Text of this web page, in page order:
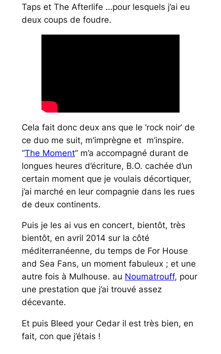
Taps et The Afterlife …pour lesquels j’ai eu
deux coups de foudre.
Cela fait donc deux ans que le ‘rock noir’ de
ce duo me suit, m’imprègne et m’inspire.
“The Moment” m’a accompagné durant de
longues heures d’écriture, B.O. cachée d’un
certain moment que je voulais décortiquer,
j’ai marché en leur compagnie dans les rues
de deux continents.
Puis je les ai vus en concert, bientôt, très
bientôt, en avril 2014 sur la côté
méditerranéenne, du temps de For House
and Sea Fans, un moment fabuleux ; et une
autre fois à Mulhouse. au Noumatrouff, pour
une prestation que j’ai trouvé assez
décevante.
Et puis Bleed your Cedaril est très bien, en
fait, con que j’étais !